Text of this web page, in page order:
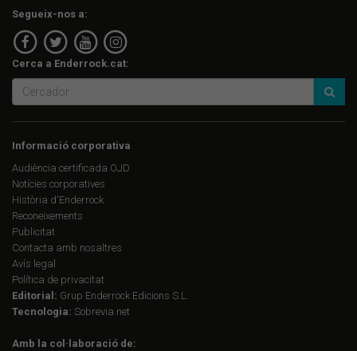
Segueix-nos a:
Cerca a Enderrock.cat:
Informació corporativa
Audiència certificada OJD
Notícies corporatives
Història d'Enderrock
Reconeixements
Publicitat
Contacta amb nosaltres
Avís legal
Política de privacitat
Editorial: Grup Enderrock Edicions S.L.
Tecnologia: Sobrevia.net
Amb la col·laboració de: